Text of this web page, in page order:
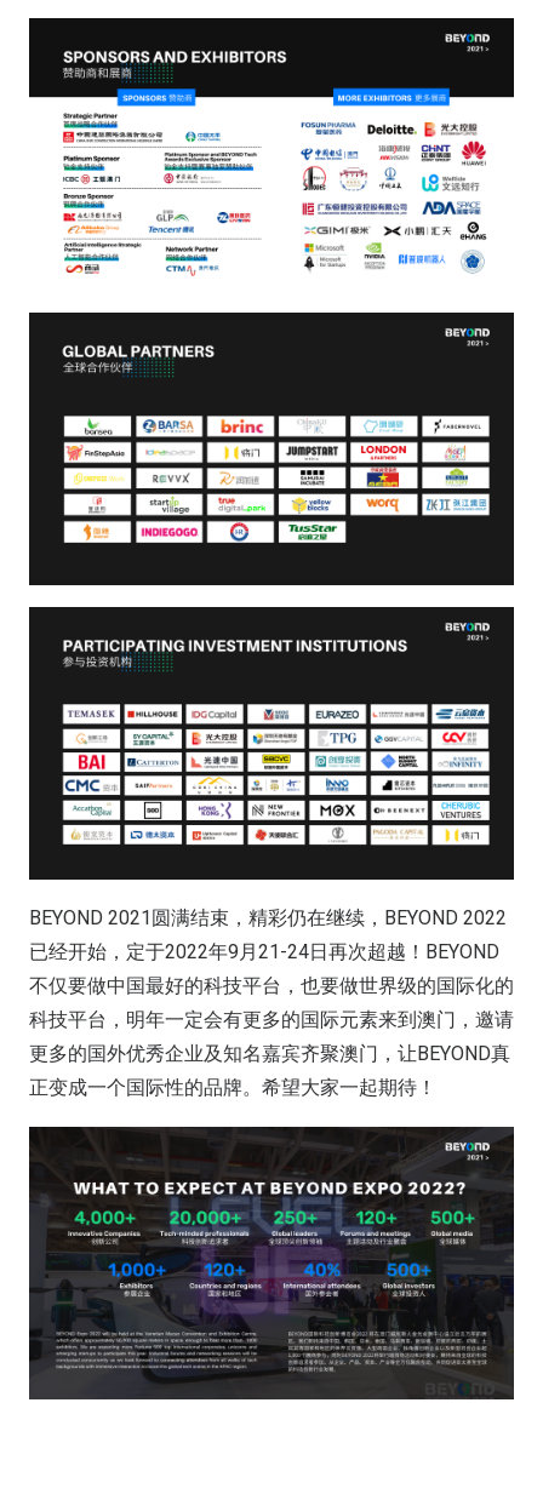
BEYOND 2021圆满结束，精彩仍在继续，BEYOND 2022
已经开始，定于2022年9月21-24日再次超越！BEYOND
不仅要做中国最好的科技平台，也要做世界级的国际化的
科技平台，明年一定会有更多的国际元素来到澳门，邀请
更多的国外优秀企业及知名嘉宾齐聚澳门，让BEYOND真
正变成一个国际性的品牌。希望大家一起期待！